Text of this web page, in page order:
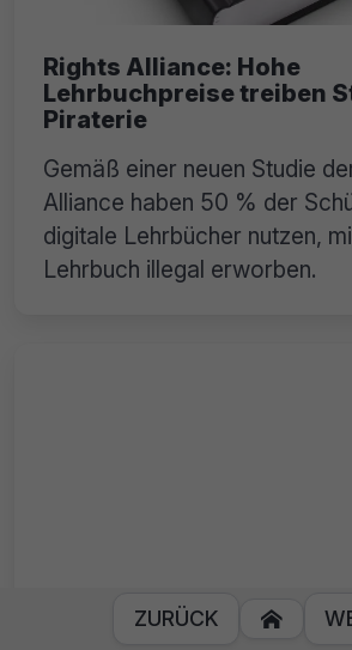
Rights Alliance: Hohe
Lehrbuchpreise treiben
Piraterie
Gemäß einer neuen Studie
Alliance haben 50 % der
digitale Lehrbücher nutzen,
Lehrbuch illegal erworben.
Neue Offensive von
gegen The Pirate Bay und
ZURÜCK 